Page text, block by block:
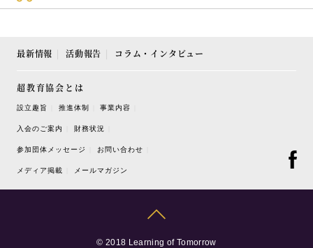
最新情報 活動報告 コラム・インタビュー
超教育協会とは
設立趣旨 推進体制 事業内容
入会のご案内 財務状況
参加団体メッセージ お問い合わせ
メディア掲載 メールマガジン
© 2018 Learning of Tomorrow